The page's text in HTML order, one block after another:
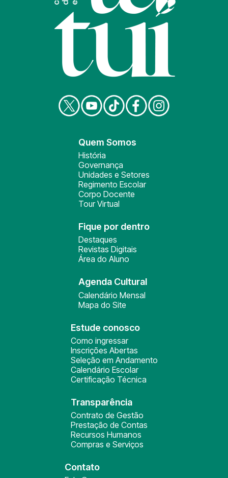
Quem Somos
História
Governança
Unidades e Setores
Regimento Escolar
Corpo Docente
Tour Virtual
Fique por dentro
Destaques
Revistas Digitais
Área do Aluno
Agenda Cultural
Calendário Mensal
Mapa do Site
Estude conosco
Como ingressar
Inscrições Abertas
Seleção em Andamento
Calendário Escolar
Certificação Técnica
Transparência
Contrato de Gestão
Prestação de Contas
Recursos Humanos
Compras e Serviços
Contato